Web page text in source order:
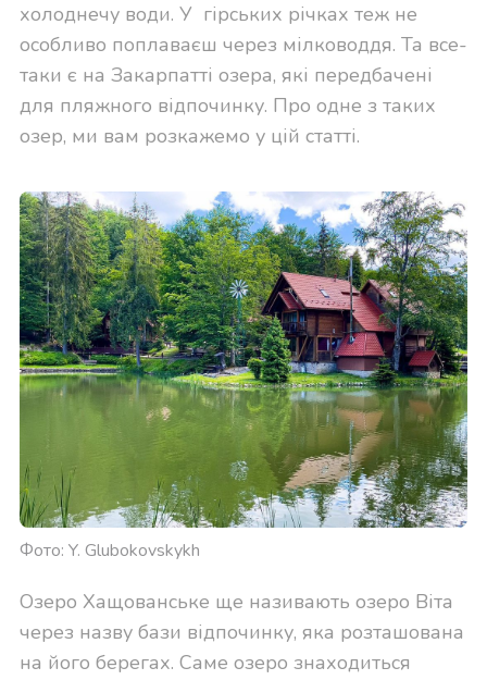
холоднечу води. У гірських річках теж не
особливо поплаваєш через мілководдя. Та все-
таки є на Закарпатті озера, які передбачені
для пляжного відпочинку. Про одне з таких
озер, ми вам розкажемо у цій статті.
Фото: Y. Glubokovskykh
Озеро Хащованське ще називають озеро Віта
через назву бази відпочинку, яка розташована
на його берегах. Саме озеро знаходиться